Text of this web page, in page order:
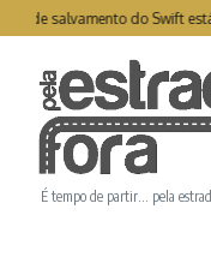
Ir para o conteúdo
de salvamento do Swift está
É tempo de partir… pela